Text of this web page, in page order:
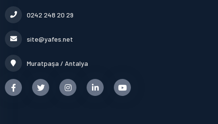
0242 248 20 29
site@yafes.net
Muratpaşa / Antalya